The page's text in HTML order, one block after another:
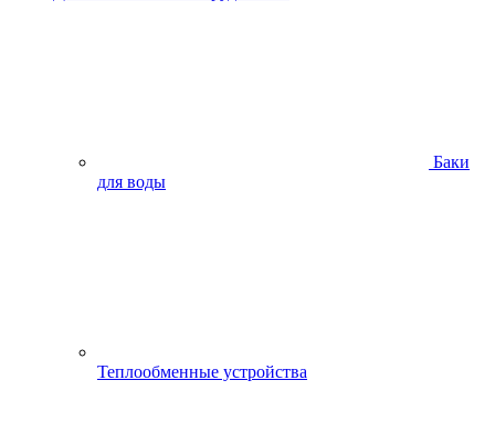
Баки
для воды
Теплообменные устройства